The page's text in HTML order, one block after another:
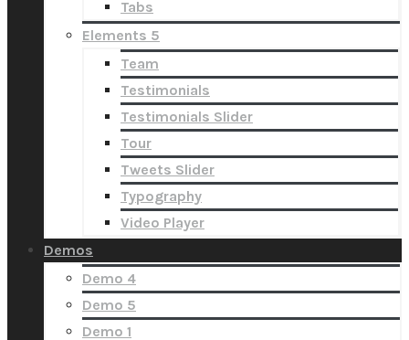
Tabs
Elements 5
Team
Testimonials
Testimonials Slider
Tour
Tweets Slider
Typography
Video Player
Demos
Demo 4
Demo 5
Demo 1